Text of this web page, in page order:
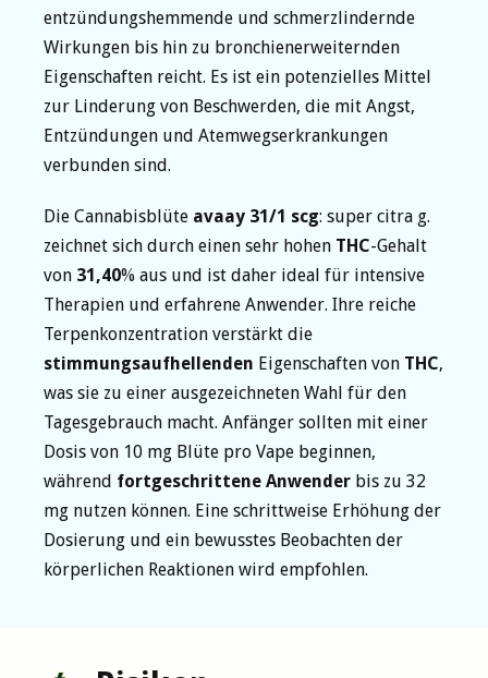
entzündungshemmende und schmerzlindernde
Wirkungen bis hin zu bronchienerweiternden
Eigenschaften reicht. Es ist ein potenzielles Mittel
zur Linderung von Beschwerden, die mit Angst,
Entzündungen und Atemwegserkrankungen
verbunden sind.
Die Cannabisblüte avaay 31/1 scg: super citra g.
zeichnet sich durch einen sehr hohen THC-Gehalt
von 31,40% aus und ist daher ideal für intensive
Therapien und erfahrene Anwender. Ihre reiche
Terpenkonzentration verstärkt die
stimmungsaufhellenden Eigenschaften von THC,
was sie zu einer ausgezeichneten Wahl für den
Tagesgebrauch macht. Anfänger sollten mit einer
Dosis von 10 mg Blüte pro Vape beginnen,
während fortgeschrittene Anwender bis zu 32
mg nutzen können. Eine schrittweise Erhöhung der
Dosierung und ein bewusstes Beobachten der
körperlichen Reaktionen wird empfohlen.